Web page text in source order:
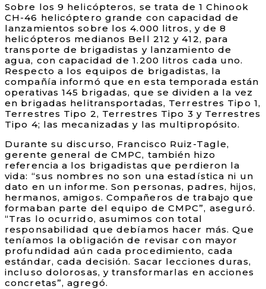
Sobre los 9 helicópteros, se trata de 1 Chinook
CH-46 helicóptero grande con capacidad de
lanzamientos sobre los 4.000 litros, y de 8
helicópteros medianos Bell 212 y 412, para
transporte de brigadistas y lanzamiento de
agua, con capacidad de 1.200 litros cada uno.
Respecto a los equipos de brigadistas, la
compañía informó que en esta temporada están
operativas 145 brigadas, que se dividen a la vez
en brigadas helitransportadas, Terrestres Tipo 1,
Terrestres Tipo 2, Terrestres Tipo 3 y Terrestres
Tipo 4; las mecanizadas y las multipropósito.
Durante su discurso, Francisco Ruiz-Tagle,
gerente general de CMPC, también hizo
referencia a los brigadistas que perdieron la
vida: “sus nombres no son una estadística ni un
dato en un informe. Son personas, padres, hijos,
hermanos, amigos. Compañeros de trabajo que
formaban parte del equipo de CMPC”, aseguró.
“Tras lo ocurrido, asumimos con total
responsabilidad que debíamos hacer más. Que
teníamos la obligación de revisar con mayor
profundidad aún cada procedimiento, cada
estándar, cada decisión. Sacar lecciones duras,
incluso dolorosas, y transformarlas en acciones
concretas”, agregó.